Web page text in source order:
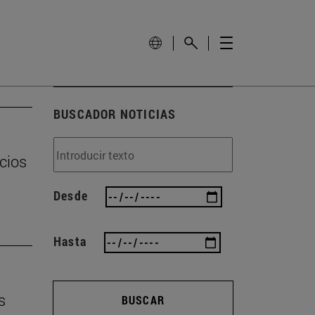
BUSCADOR NOTICIAS
Desde
Hasta
BUSCAR